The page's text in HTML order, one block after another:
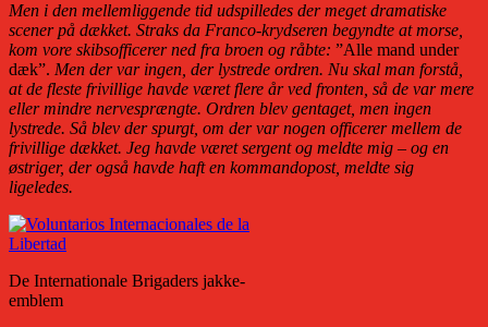
Men i den mellemliggende tid udspilledes der meget dramatiske
scener på dækket. Straks da Franco-krydseren begyndte at morse,
kom vore skibsofficerer ned fra broen og råbte: ”Alle mand under
dæk”. Men der var ingen, der lystrede ordren. Nu skal man forstå,
at de fleste frivillige havde været flere år ved fronten, så de var mere
eller mindre nervesprængte. Ordren blev gentaget, men ingen
lystrede. Så blev der spurgt, om der var nogen officerer mellem de
frivillige dækket. Jeg havde været sergent og meldte mig – og en
østriger, der også havde haft en kommandopost, meldte sig
ligeledes.
De Internationale Brigaders jakke-
emblem